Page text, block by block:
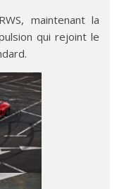
maintenant la
qui rejoint le